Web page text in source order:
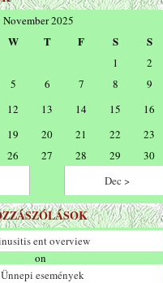
November 2025
W T F S S
1
2
5 6 7 8 9
12 13 14 15
16
19 20 21 22
23
26 27 28 29
30
Dec >
ent overview
on
Ünnepi események